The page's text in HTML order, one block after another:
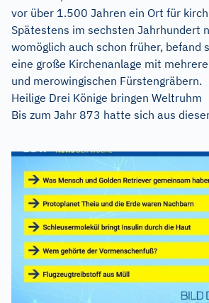
vor über 1.500 Jahren ein Ort für
Spätestens im sechsten Jahrhundert
womöglich auch schon früher, befand
eine große Kirchenanlage mit
und merowingischen Fürstengräbern.
Heilige Drei Könige bringen Weltruhm
Bis zum Jahr 873 hatte sich aus